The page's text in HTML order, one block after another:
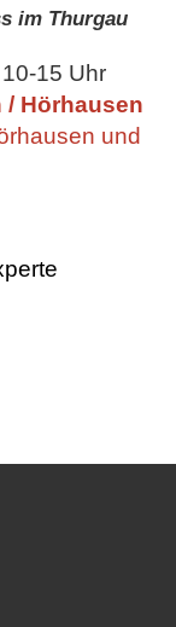
im Thurgau
15 Uhr
/ Hörhausen
und